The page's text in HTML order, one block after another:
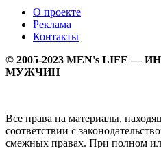
О проекте
Реклама
Контакты
© 2005-2023 MEN's LIFE
МУЖЧИН
Все права на материалы,
соответствии с
смежных правах. При полном